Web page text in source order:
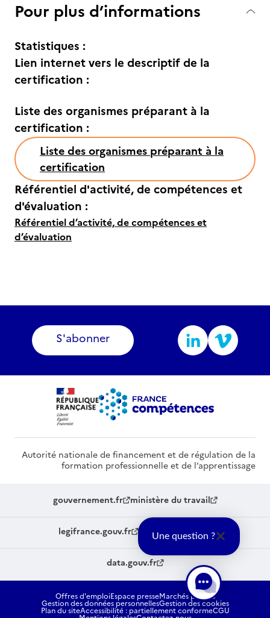
Pour plus d’informations
Statistiques :
Lien internet vers le descriptif de la
certification :
Liste des organismes préparant à la
certification :
Liste des organismes préparant à la
certification
Référentiel d'activité, de compétences et
d'évaluation :
Référentiel d’activité, de compétences et
d’évaluation
S'abonner
Autorité nationale de financement et de régulation de la
formation professionnelle et de l’apprentissage
gouvernement.fr ministère du travail
legifrance.gouv.fr service-public.fr
data.gouv.fr
Offres d'emploiEspace presseMarchés publics
Gestion des données personnellesGestion des cookies
Plan du siteAccessibilité : partiellement conformeCGU
Une question ?